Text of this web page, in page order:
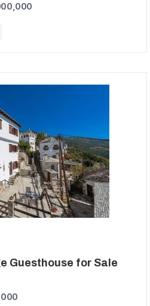
Guesthouse for Sale